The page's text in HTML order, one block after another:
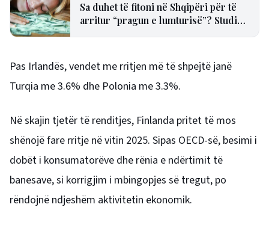
Sa duhet të fitoni në Shqipëri për të
arritur “pragun e lumturisë”? Studimi
Pas Irlandës, vendet me rritjen më të shpejtë janë
Turqia me 3.6% dhe Polonia me 3.3%.
Në skajin tjetër të renditjes, Finlanda pritet të mos
shënojë fare rritje në vitin 2025. Sipas OECD-së, besimi i
dobët i konsumatorëve dhe rënia e ndërtimit të
banesave, si korrigjim i mbingopjes së tregut, po
rëndojnë ndjeshëm aktivitetin ekonomik.